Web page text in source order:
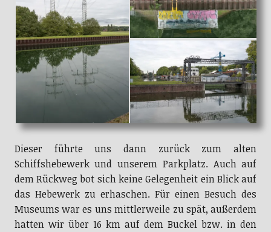
Dieser führte uns dann zurück zum alten
Schiffshebewerk und unserem Parkplatz. Auch auf
dem Rückweg bot sich keine Gelegenheit ein Blick auf
das Hebewerk zu erhaschen. Für einen Besuch des
Museums war es uns mittlerweile zu spät, außerdem
hatten wir über 16 km auf dem Buckel bzw. in den